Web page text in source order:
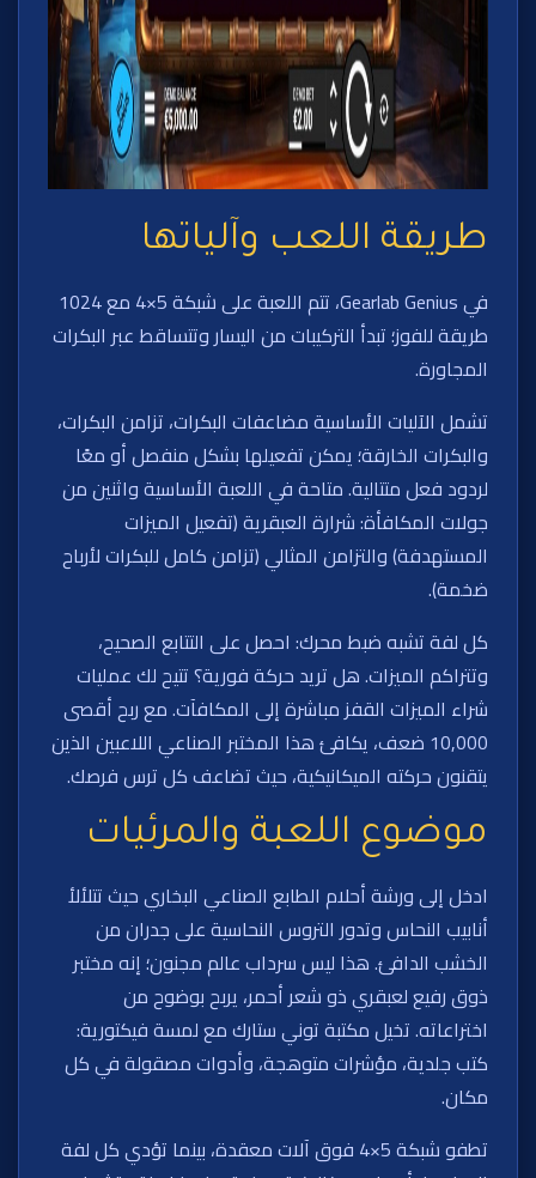
طريقة اللعب وآلياتها
في Gearlab Genius، تتم اللعبة على شبكة 5×4 مع 1024
طريقة للفوز؛ تبدأ التركيبات من اليسار وتتساقط عبر البكرات
المجاورة.
تشمل الآليات الأساسية مضاعفات البكرات، تزامن البكرات،
والبكرات الخارقة؛ يمكن تفعيلها بشكل منفصل أو معًا
لردود فعل متتالية. متاحة في اللعبة الأساسية واثنين من
جولات المكافأة: شرارة العبقرية (تفعيل الميزات
المستهدفة) والتزامن المثالي (تزامن كامل للبكرات لأرباح
ضخمة).
كل لفة تشبه ضبط محرك: احصل على التتابع الصحيح،
وتتراكم الميزات. هل تريد حركة فورية؟ تتيح لك عمليات
شراء الميزات القفز مباشرة إلى المكافآت. مع ربح أقصى
10,000 ضعف، يكافئ هذا المختبر الصناعي اللاعبين الذين
يتقنون حركته الميكانيكية، حيث تضاعف كل ترس فرصك.
موضوع اللعبة والمرئيات
ادخل إلى ورشة أحلام الطابع الصناعي البخاري حيث تتلألأ
أنابيب النحاس وتدور التروس النحاسية على جدران من
الخشب الدافئ. هذا ليس سرداب عالم مجنون؛ إنه مختبر
ذوق رفيع لعبقري ذو شعر أحمر، يربح بوضوح من
اختراعاته. تخيل مكتبة توني ستارك مع لمسة فيكتورية:
كتب جلدية، مؤشرات متوهجة، وأدوات مصقولة في كل
مكان.
تطفو شبكة 5×4 فوق آلات معقدة، بينما تؤدي كل لفة